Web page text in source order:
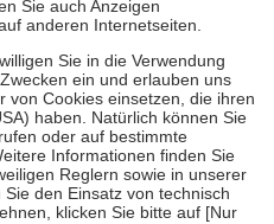
für ihre eigene Gesundheit zu
der Familie zu unterstützen,
vollendeten 18. Lebensjahr
Früherkennung, die von der